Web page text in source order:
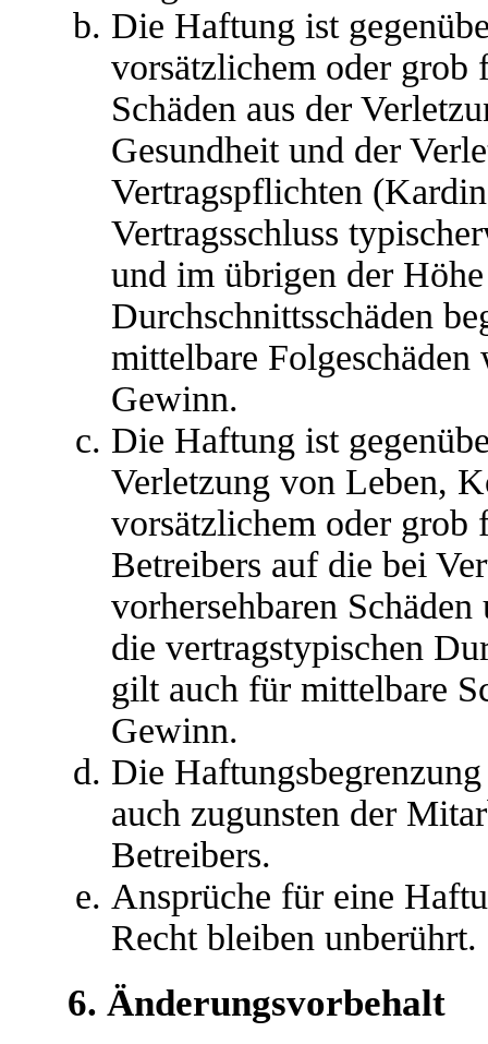
Die Haftung ist
vorsätzlichem oder grob
Schäden aus der
Gesundheit und der
Vertragspflichten
Vertragsschluss
und im übrigen der
Durchschnittsschäden
mittelbare Folgeschäden
Gewinn.
Die Haftung ist
Verletzung von Leben,
vorsätzlichem oder grob
Betreibers auf die bei
vorhersehbaren
die vertragstypischen
gilt auch für mittelbare
Gewinn.
Die
auch zugunsten der
Betreibers.
Ansprüche für eine
Recht bleiben unberührt.
6. Änderungsvorbehalt